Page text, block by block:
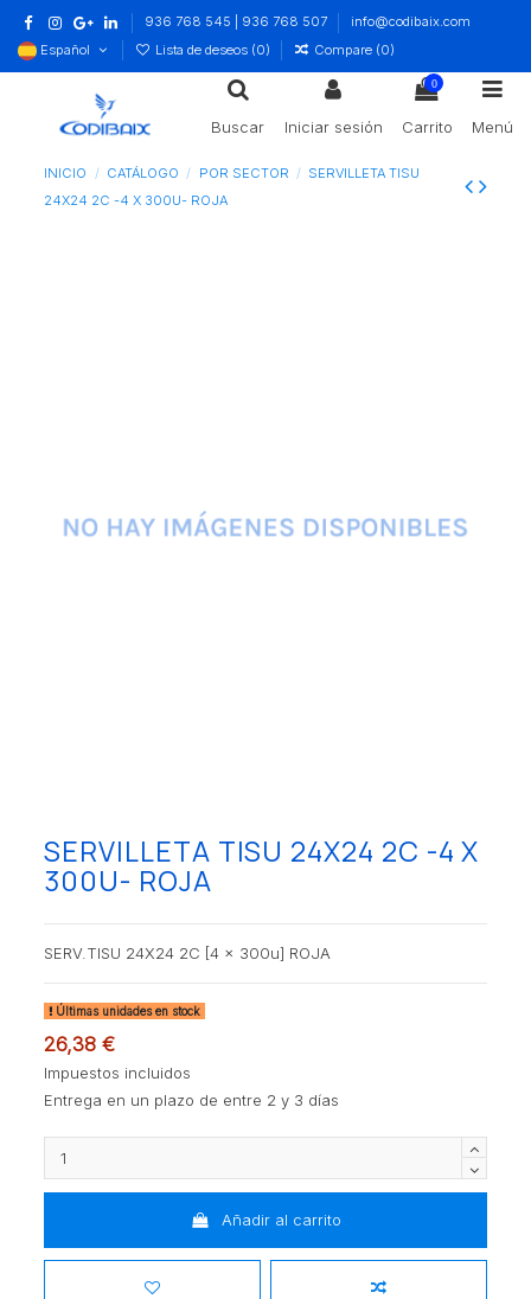
936 768 545 | 936 768 507
info@codibaix.com
Español
Lista de deseos (0) Compare (0)
Buscar Iniciar sesión
0
Carrito Menú
INICIO CATÁLOGO POR SECTOR
SERVILLETA TISU
24X24 2C -4 X 300U- ROJA
SERVILLETA TISU 24X24 2C -4 X
300U- ROJA
SERV.TISU 24X24 2C [4 x 300u] ROJA
Últimas unidades en stock
26,38 €
Impuestos incluidos
Entrega en un plazo de entre 2 y 3 días
Añadir al carrito